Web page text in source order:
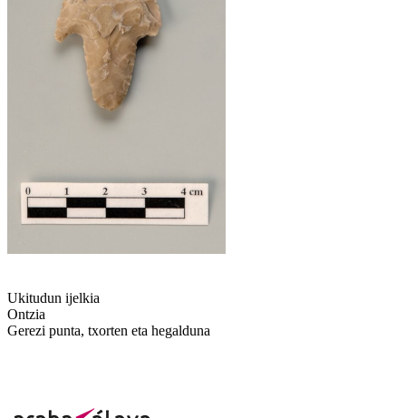
Ukitudun ijelkia
Ontzia
Gerezi punta, txorten eta hegalduna